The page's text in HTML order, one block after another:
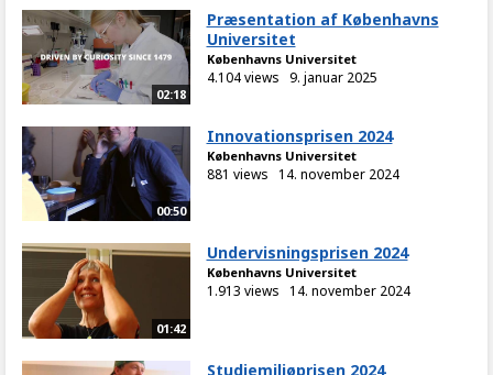
02:18
Præsentation af Københavns
Universitet
Københavns Universitet
4.104 views 9. januar 2025
00:50
Innovationsprisen 2024
Københavns Universitet
881 views 14. november 2024
01:42
Undervisningsprisen 2024
Københavns Universitet
1.913 views 14. november 2024
Studiemiljøprisen 2024